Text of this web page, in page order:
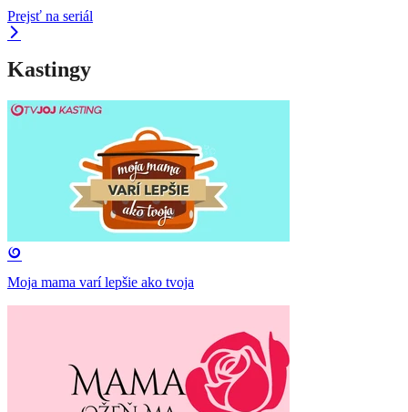
Prejsť na seriál
Kastingy
Moja mama varí lepšie ako tvoja